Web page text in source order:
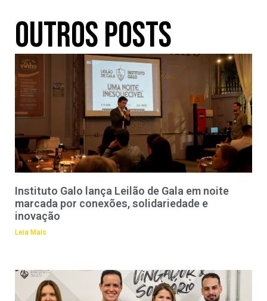
Outros Posts
Instituto Galo lança Leilão de Gala em noite
marcada por conexões, solidariedade e
inovação
Leia Mais